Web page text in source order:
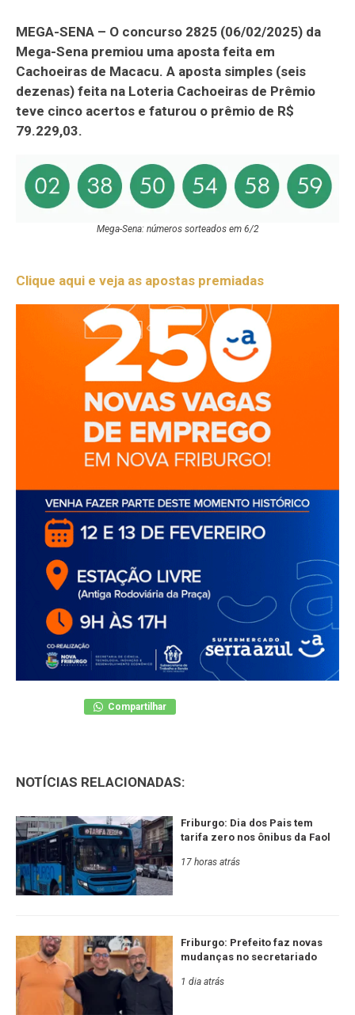
MEGA-SENA – O concurso 2825 (06/02/2025) da
Mega-Sena premiou uma aposta feita em
Cachoeiras de Macacu. A aposta simples (seis
dezenas) feita na Loteria Cachoeiras de Prêmio
teve cinco acertos e faturou o prêmio de R$
79.229,03.
Mega-Sena: números sorteados em 6/2
Clique aqui e veja as apostas premiadas
Compartilhar
NOTÍCIAS RELACIONADAS:
Friburgo: Dia dos Pais tem
tarifa zero nos ônibus da Faol
17 horas atrás
Friburgo: Prefeito faz novas
mudanças no secretariado
1 dia atrás